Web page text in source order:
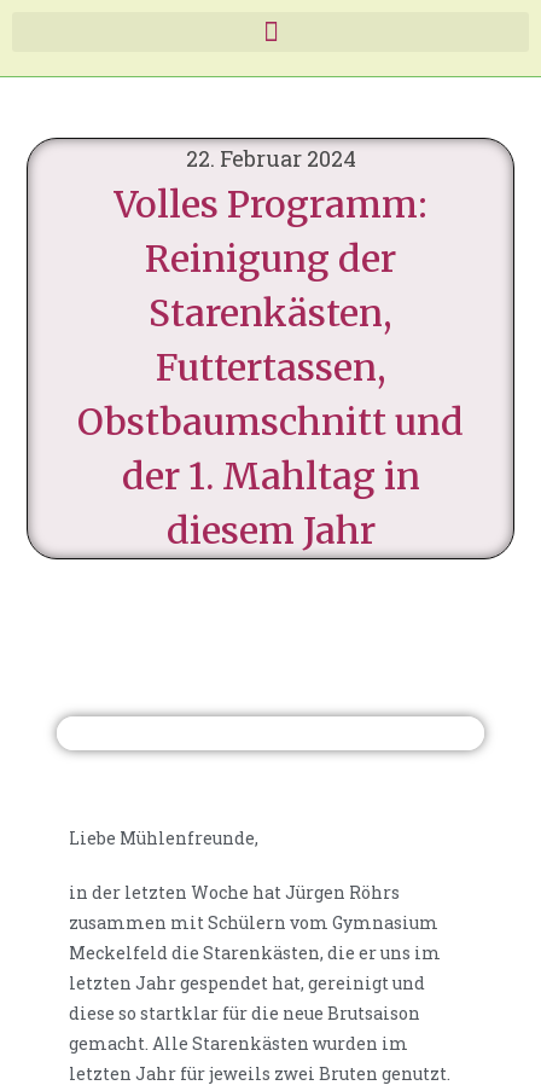
22. Februar 2024
Volles Programm:
Reinigung der
Starenkästen,
Futtertassen,
Obstbaumschnitt und
der 1. Mahltag in
diesem Jahr
Liebe Mühlenfreunde,
in der letzten Woche hat Jürgen Röhrs
zusammen mit Schülern vom Gymnasium
Meckelfeld die Starenkästen, die er uns im
letzten Jahr gespendet hat, gereinigt und
diese so startklar für die neue Brutsaison
gemacht. Alle Starenkästen wurden im
letzten Jahr für jeweils zwei Bruten genutzt.